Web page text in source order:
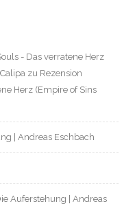
- Das verratene Herz
zu Rezension
Herz (Empire of Sins
| Andreas Eschbach
Auferstehung | Andreas